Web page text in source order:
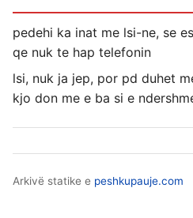
pedehi ka inat me lsi-ne, se
qe nuk te hap telefonin
lsi, nuk ja jep, por pd duhet
kjo don me e ba si e
Arkivë statike e peshkupauje.com